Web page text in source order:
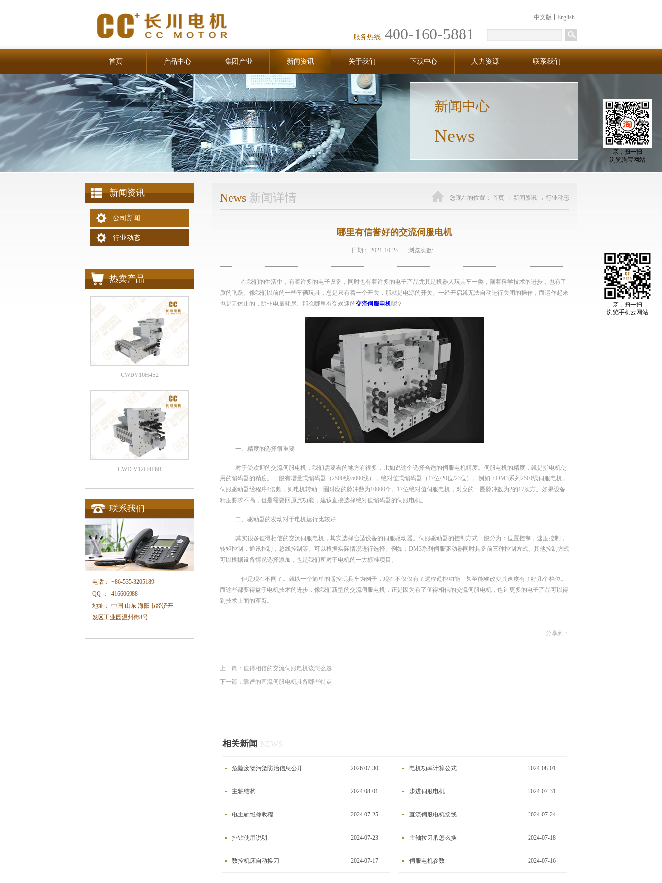
中文版 English
服务热线: 400-160-5881
首页 产品中心 集团产业 新闻资讯 关于我们 下载中心 人力资源 联系我们
新闻中心
News
新闻资讯
公司新闻
行业动态
热卖产品
CWDV16H4S2
CWD-V12H4F6R
联系我们
电话： +86-535-3205189
QQ ：
416606988
地址： 中国 山东 海阳市经济开
发区工业园温州街8号
News 新闻详情 您现在的位置： 首页 → 新闻资讯 → 行业动态
哪里有信誉好的交流伺服电机
日期： 2021-10-25 浏览次数:
在我们的生活中，有着许多的电子设备，同时也有着许多的电子产品尤其是机器人玩具车一类，随着科学技术的进步，也有了
质的飞跃。像我们以前的一些车辆玩具，总是只有着一个开关，那就是电源的开关。一经开启就无法自动进行关闭的操作，而运作起来
也是无休止的，除非电量耗尽。那么哪里有受欢迎的交流伺服电机呢？
一、精度的选择很重要
对于受欢迎的交流伺服电机，我们需要看的地方有很多，比如说这个选择合适的伺服电机精度。伺服电机的精度，就是指电机使
用的编码器的精度。一般有增量式编码器（2500线/5000线），绝对值式编码器（17位/20位/23位）。例如：DM3系列2500线伺服电机，
伺服驱动器经程序4倍频，则电机转动一圈对应的脉冲数为10000个。17位绝对值伺服电机，对应的一圈脉冲数为2的17次方。如果设备
精度要求不高，但是需要回原点功能，建议直接选择绝对值编码器的伺服电机。
二、驱动器的发动对于电机运行比较好
其实很多值得相信的交流伺服电机，其实选择合适设备的伺服驱动器。伺服驱动器的控制方式一般分为：位置控制，速度控制，
转矩控制，通讯控制，总线控制等。可以根据实际情况进行选择。例如：DM3系列伺服驱动器同时具备前三种控制方式。其他控制方式
可以根据设备情况选择添加，也是我们所对于电机的一大标准项目。
但是现在不同了。就以一个简单的遥控玩具车为例子，现在不仅仅有了远程遥控功能，甚至能够改变其速度有了好几个档位。
而这些都要得益于电机技术的进步，像我们新型的交流伺服电机，正是因为有了值得相信的交流伺服电机，也让更多的电子产品可以得
到技术上面的革新。
上一篇： 值得相信的交流伺服电机该怎么选
下一篇： 靠谱的直流伺服电机具备哪些特点
相关新闻 NEWS
危险废物污染防治信息公开 2026-07-30 电机功率计算公式 2024-08-01
主轴结构 2024-08-01 步进伺服电机 2024-07-31
电主轴维修教程 2024-07-25 ​直流伺服电机接线 2024-07-24
排钻使用说明 2024-07-23 主轴拉刀爪怎么换 2024-07-18
数控机床自动换刀 2024-07-17 伺服电机参数 2024-07-16
亲，扫一扫
浏览淘宝网站
亲，扫一扫
浏览手机云网站